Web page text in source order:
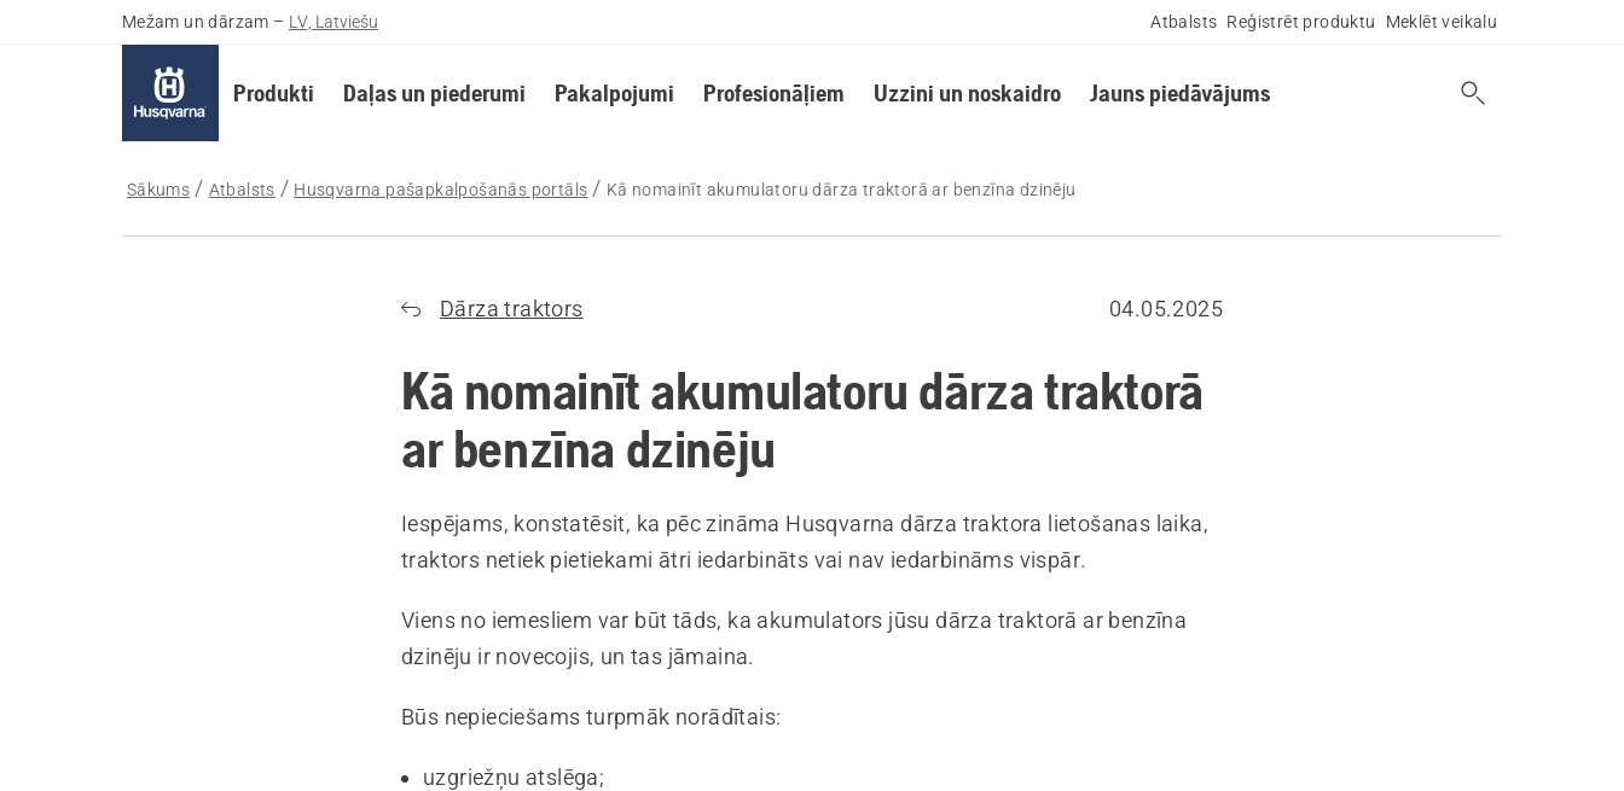
Mežam un dārzam – LV, Latviešu Atbalsts Reģistrēt produktu Meklēt veikalu
Produkti Daļas un piederumi Pakalpojumi Profesionāļiem Uzzini un noskaidro Jauns piedāvājums
Sākums Atbalsts Husqvarna pašapkalpošanās portāls Kā nomainīt akumulatoru dārza traktorā ar benzīna dzinēju
Dārza traktors 04.05.2025
Kā nomainīt akumulatoru dārza traktorā
ar benzīna dzinēju
Iespējams, konstatēsit, ka pēc zināma Husqvarna dārza traktora lietošanas laika,
traktors netiek pietiekami ātri iedarbināts vai nav iedarbināms vispār.
Viens no iemesliem var būt tāds, ka akumulators jūsu dārza traktorā ar benzīna
dzinēju ir novecojis, un tas jāmaina.
Būs nepieciešams turpmāk norādītais:
uzgriežņu atslēga;